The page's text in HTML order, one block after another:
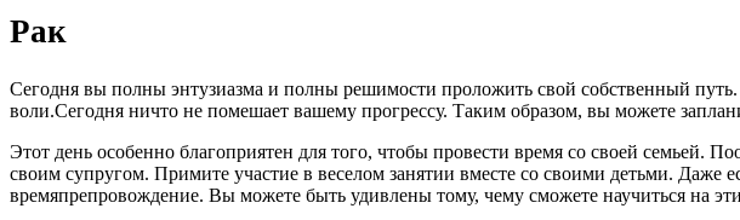
Рак
Сегодня вы полны энтузиазма и полны решимости проложить свой собственный
воли.Сегодня ничто не помешает вашему прогрессу. Таким образом, вы можете
Этот день особенно благоприятен для того, чтобы провести время со своей семьей.
своим супругом. Примите участие в веселом занятии вместе со своими детьми. Даже
времяпрепровождение. Вы можете быть удивлены тому, чему сможете научиться на